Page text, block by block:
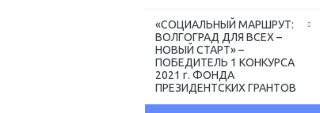
«СОЦИАЛЬНЫЙ МАРШРУТ:
ВОЛГОГРАД ДЛЯ ВСЕХ –
НОВЫЙ СТАРТ» –
ПОБЕДИТЕЛЬ 1 КОНКУРСА
2021 г. ФОНДА
ПРЕЗИДЕНТСКИХ ГРАНТОВ